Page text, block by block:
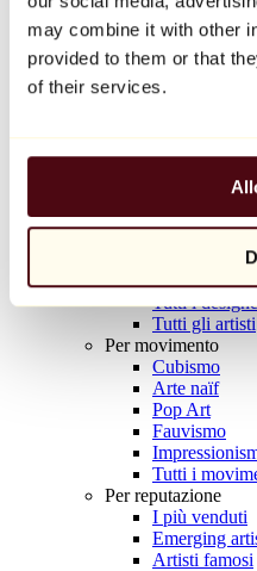
may combine it with other
provided to them or that
of their services.
Balloon Dog (Orange)
Jeff Koons
10.000 €
Artisti
Tutti i pittori
Tutti i
Tutti i
Tutti i
Tutti gli artisti
Per movimento
Cubismo
Arte naïf
Pop Art
Fauvismo
Tutti i
Per reputazione
I più venduti
Emerging
Artisti famosi